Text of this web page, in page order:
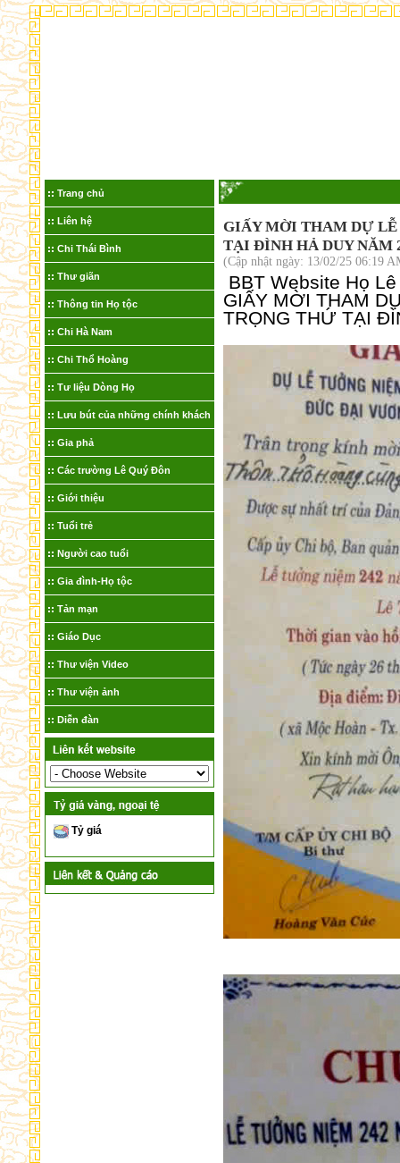
Trang chủ
Liên hệ
Chi Thái Bình
Thư giãn
Thông tin Họ tộc
Chi Hà Nam
Chi Thổ Hoàng
Tư liệu Dòng Họ
Lưu bút của những chính khách
Gia phả
Các trường Lê Quý Đôn
Giới thiệu
Tuổi trẻ
Người cao tuổi
Gia đình-Họ tộc
Tản mạn
Giáo Dục
Thư viện Video
Thư viện ảnh
Diễn đàn
Tỷ giá
GIẤY MỜI THAM DỰ
TẠI ĐÌNH HẢ DUY NĂM
(Cập nhật ngày: 13/02/25 06:19
BBT Website Họ
GIẤY MỜI THAM
TRỌNG THỨ TẠI